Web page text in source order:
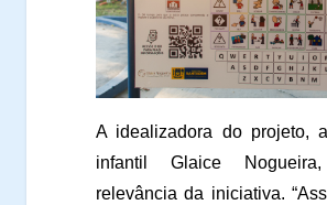
A idealizadora do projeto,
infantil Glaice
relevância da iniciativa.